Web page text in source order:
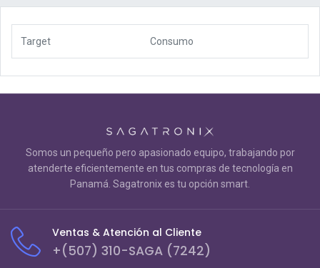
Target Consumo
Somos un pequeño pero apasionado equipo, trabajando por
atenderte eficientemente en tus compras de tecnología en
Panamá. Sagatronix es tu opción smart.
Ventas & Atención al Cliente
+(507) 310-SAGA (7242)